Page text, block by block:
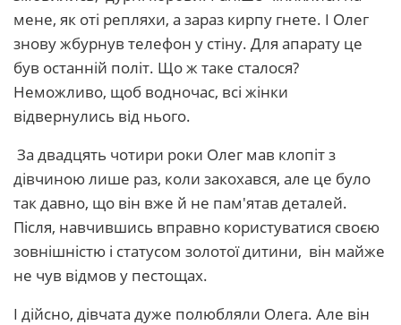
мене, як оті репляхи, а зараз кирпу гнете. І Олег
знову жбурнув телефон у стіну. Для апарату це
був останній політ. Що ж таке сталося?
Неможливо, щоб водночас, всі жінки
відвернулись від нього.
За двадцять чотири роки Олег мав клопіт з
дівчиною лише раз, коли закохався, але це було
так давно, що він вже й не пам'ятав деталей.
Після, навчившись вправно користуватися своєю
зовнішністю і статусом золотої дитини, він майже
не чув відмов у пестощах.
І дійсно, дівчата дуже полюбляли Олега. Але він